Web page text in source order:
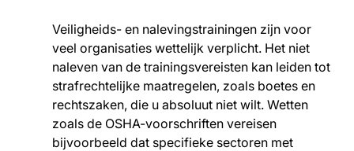
Veiligheids- en nalevingstrainingen zijn voor
veel organisaties wettelijk verplicht. Het niet
naleven van de trainingsvereisten kan leiden tot
strafrechtelijke maatregelen, zoals boetes en
rechtszaken, die u absoluut niet wilt. Wetten
zoals de OSHA-voorschriften vereisen
bijvoorbeeld dat specifieke sectoren met